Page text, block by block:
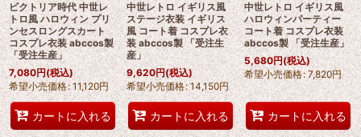
ビクトリア時代 中世レ
トロ風 ハロウィン プリ
ンセスロングスカート
コスプレ衣装 abccos製
「受注生産」
7,080円(税込)
希望小売価格: 11,120円
カートに入れる
中世レトロ イギリス風
ステージ衣装 イギリス
風 コート着 コスプレ衣
装 abccos製 「受注生
産」
9,620円(税込)
希望小売価格: 14,150円
カートに入れる
中世レトロ イギリス風
ハロウィンパーティー
コート着 コスプレ衣装
abccos製 「受注生産」
5,680円(税込)
希望小売価格: 7,820円
カートに入れる